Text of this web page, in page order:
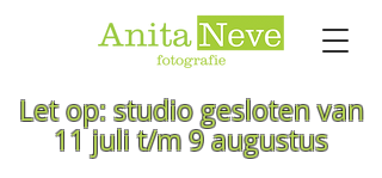
Let op: studio gesloten van
11 juli t/m 9 augustus